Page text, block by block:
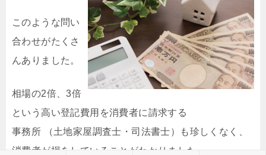
このような問い
合わせがたくさ
んありました。
相場の2倍、3倍
という高い登記費用を消費者に請求する
事務所 （土地家屋調査士・司法書士）も珍しくなく、
消費者が損をしていることがわかりました。